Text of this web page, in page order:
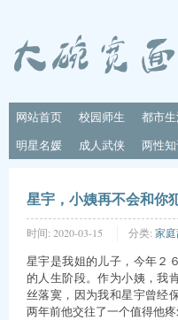
网站首页 校园师生 都市
明星名媛
成人武侠 两性
星宇，小姨再不会和你
时间: 2020-03-15 分类: 家
星宇是我姐的儿子，今年２
的人生阶段。作为小姨，我
丝落寞，因为我和星宇曾经
两年前他交往了一个值得他疼